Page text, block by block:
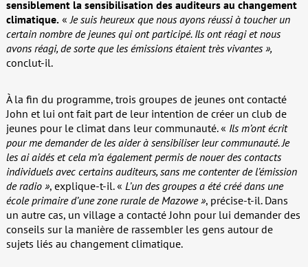
sensiblement la sensibilisation des auditeurs au changement
climatique.«Je suis heureux que nous ayons réussi à toucher un
certain nombre de jeunes qui ont participé. Ils ont réagi et nous
avons réagi, de sorte que les émissions étaient très vivantes »,
conclut-il.
À la fin du programme, trois groupes de jeunes ont contacté
John et lui ont fait part de leur intention de créer un club de
jeunes pour le climat dans leur communauté. « Ils m’ont écrit
pour me demander de les aider à sensibiliser leur communauté. Je
les ai aidés et cela m’a également permis de nouer des contacts
individuels avec certains auditeurs, sans me contenter de l’émission
de radio », explique-t-il. « L’un des groupes a été créé dans une
école primaire d’une zone rurale de Mazowe », précise-t-il. Dans
un autre cas, un village a contacté John pour lui demander des
conseils sur la manière de rassembler les gens autour de
sujets liés au changement climatique.